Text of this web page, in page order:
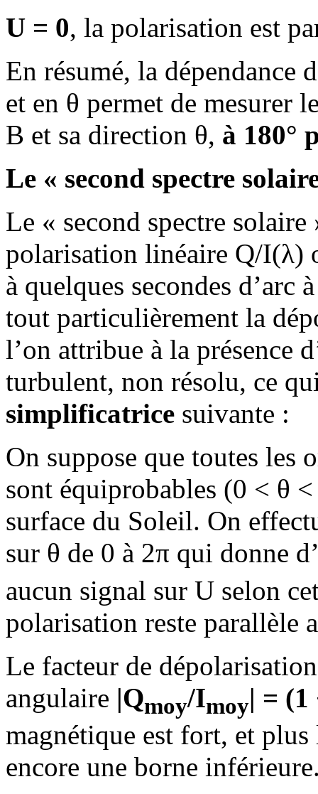
U = 0, la polarisation est
En résumé, la
et en θ permet de mesurer
B et sa direction θ, à 180°
Le « second spectre
Le « second spectre
polarisation linéaire Q/I(λ)
à quelques secondes
tout particulièrement la
l’on attribue à la présence
turbulent, non résolu, ce
simplificatrice suivante :
On suppose que toutes les
sont équiprobables (0 < θ
surface du Soleil. On
sur θ de 0 à 2π qui donne
aucun signal sur U selon
polarisation reste parallèle
Le facteur de
angulaire |Qmoy/Imoy| = (1
magnétique est fort, et
encore une borne